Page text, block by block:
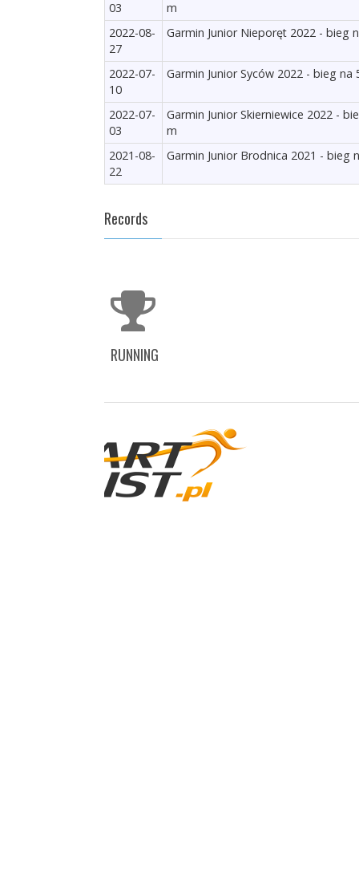
03
m
2022-08-
27
Garmin Junior Nieporęt 2022 - bieg
2022-07-
10
Garmin Junior Syców 2022 - bieg na
2022-07-
03
Garmin Junior Skierniewice 2022 -
m
2021-08-
22
Garmin Junior Brodnica 2021 - bieg
Records
RUNNING